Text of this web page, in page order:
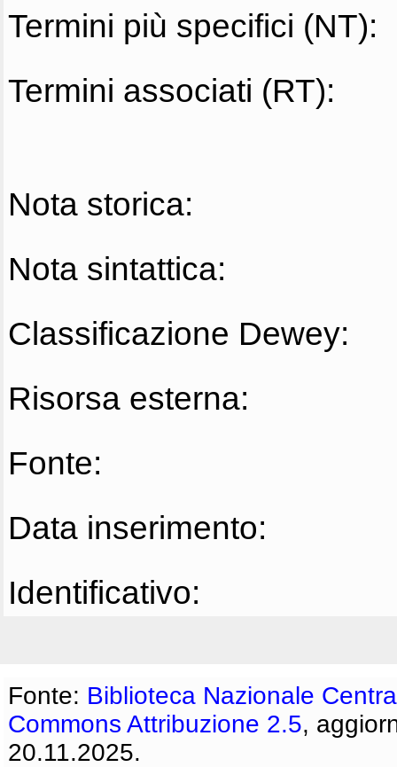
Termini più specifici (NT):
Termini associati (RT):
Nota storica:
Nota sintattica:
Classificazione Dewey:
Risorsa esterna:
Fonte:
Data inserimento:
Identificativo:
Fonte: Biblioteca Nazionale
Commons Attribuzione 2.5,
20.11.2025.